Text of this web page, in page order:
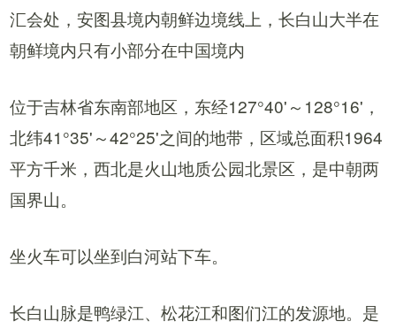
汇会处，安图县境内朝鲜边境线上，长白山大半在
朝鲜境内只有小部分在中国境内
位于吉林省东南部地区，东经127°40'～128°16'，
北纬41°35'～42°25'之间的地带，区域总面积1964
平方千米，西北是火山地质公园北景区，是中朝两
国界山。
坐火车可以坐到白河站下车。
长白山脉是鸭绿江、松花江和图们江的发源地。是